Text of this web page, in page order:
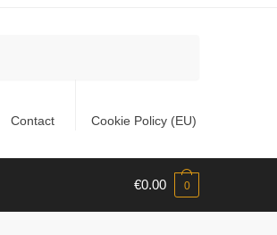
Contact Cookie Policy (EU)
€0.00 0